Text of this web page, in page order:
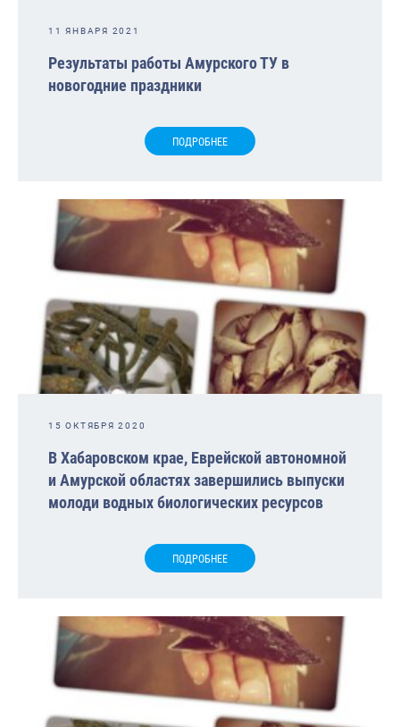
11 ЯНВАРЯ 2021
Результаты работы Амурского ТУ в
новогодние праздники
ПОДРОБНЕЕ
15 ОКТЯБРЯ 2020
В Хабаровском крае, Еврейской автономной
и Амурской областях завершились выпуски
молоди водных биологических ресурсов
ПОДРОБНЕЕ